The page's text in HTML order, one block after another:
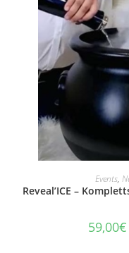
IN
Events,
Reveal’ICE –
59,00€